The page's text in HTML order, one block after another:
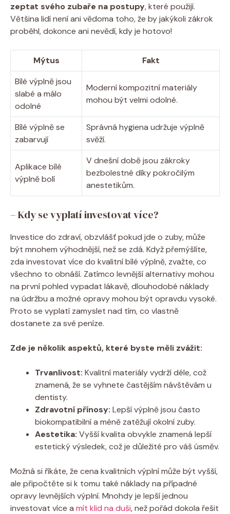
zeptat svého zubaře na postupy, které použijí.
Většina lidí není ani vědoma toho, že by jakýkoli zákrok
proběhl, dokonce ani nevědí, kdy je hotovo!
Mýtus
Fakt
Bílé výplně jsou
slabé a málo
odolné
Moderní kompozitní materiály
mohou být velmi odolné.
Bílé výplně se
zabarvují
Správná hygiena udržuje výplně
svěží.
Aplikace bílé
výplně bolí
V dnešní době jsou zákroky
bezbolestné díky pokročilým
anestetikům.
– Kdy se vyplatí investovat více?
Investice do zdraví, obzvlášť pokud jde o zuby, může
být mnohem výhodnější, než se zdá. Když přemýšlíte,
zda investovat více do kvalitní bílé výplně, zvažte, co
všechno to obnáší. Zatímco levnější alternativy mohou
na první pohled vypadat lákavě, dlouhodobé náklady
na údržbu a možné opravy mohou být opravdu vysoké.
Proto se vyplatí zamyslet nad tím, co vlastně
dostanete za své peníze.
Zde je několik aspektů, které byste měli zvážit:
Trvanlivost: Kvalitní materiály vydrží déle, což
znamená, že se vyhnete častějším návštěvám u
dentisty.
Zdravotní přínosy: Lepší výplně jsou často
biokompatibilní a méně zatěžují okolní zuby.
Aestetika: Vyšší kvalita obvykle znamená lepší
estetický výsledek, což je důležité pro váš úsměv.
Možná si říkáte, že cena kvalitních výplní může být vyšší,
ale připočtěte si k tomu také náklady na případné
opravy levnějších výplní. Mnohdy je lepší jednou
investovat více a mít klid na duši, než pořád dokola řešit